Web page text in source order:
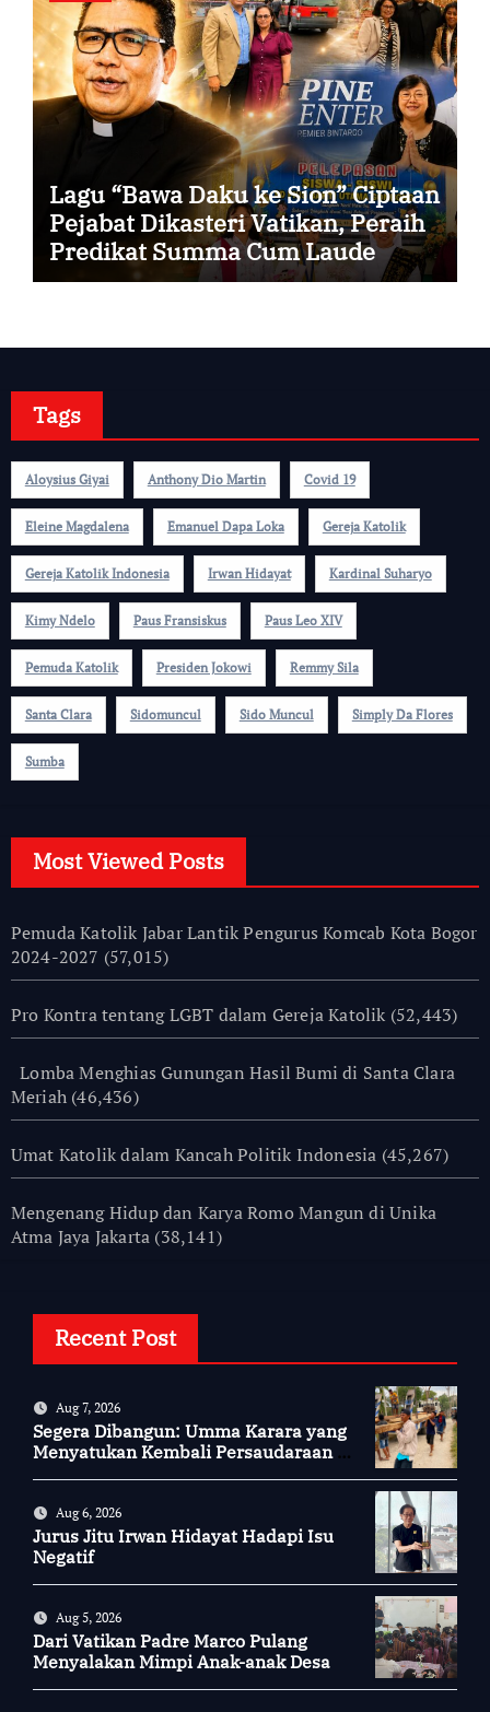
Lagu “Bawa Daku ke Sion” Ciptaan
Pejabat Dikasteri Vatikan, Peraih
Predikat Summa Cum Laude
Tags
Aloysius Giyai Anthony Dio Martin Covid 19
Eleine Magdalena Emanuel Dapa Loka Gereja Katolik
Gereja Katolik Indonesia Irwan Hidayat Kardinal Suharyo
Kimy Ndelo Paus Fransiskus Paus Leo XIV
Pemuda Katolik Presiden Jokowi Remmy Sila
Santa Clara Sidomuncul Sido Muncul Simply Da Flores
Sumba
Most Viewed Posts
Pemuda Katolik Jabar Lantik Pengurus Komcab Kota Bogor
2024-2027 (57,015)
Pro Kontra tentang LGBT dalam Gereja Katolik (52,443)
Lomba Menghias Gunungan Hasil Bumi di Santa Clara
Meriah (46,436)
Umat Katolik dalam Kancah Politik Indonesia (45,267)
Mengenang Hidup dan Karya Romo Mangun di Unika
Atma Jaya Jakarta (38,141)
Recent Post
Aug 7, 2026
Segera Dibangun: Umma Karara yang
Menyatukan Kembali Persaudaraan di
Aug 6, 2026
Jurus Jitu Irwan Hidayat Hadapi Isu
Negatif
Aug 5, 2026
Dari Vatikan Padre Marco Pulang
Menyalakan Mimpi Anak-anak Desa